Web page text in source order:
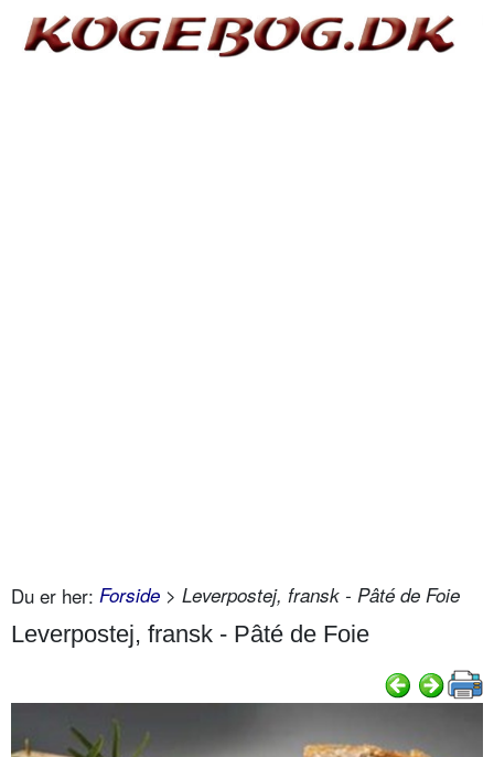
Du er her: Forside > Leverpostej, fransk - Pâté de Foie
Leverpostej, fransk - Pâté de Foie